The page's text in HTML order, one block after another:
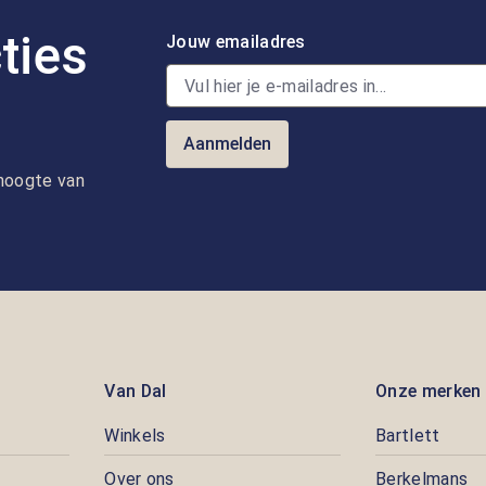
van
Jouw emailadres
Aanmelden
Van Dal
Winkels
Over ons
Onze merken
Bartlett
Berkelmans